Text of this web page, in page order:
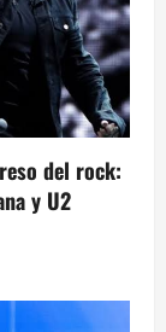
del rock:
y U2